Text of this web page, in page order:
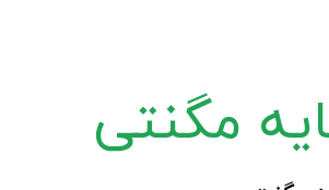
مگنتی